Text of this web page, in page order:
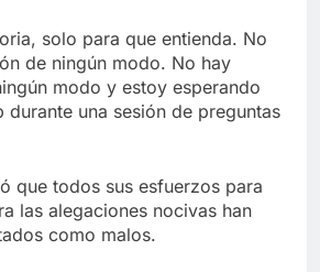
solo para que entienda. No
de ningún modo. No hay
modo y estoy esperando
durante una sesión de preguntas
que todos sus esfuerzos para
las alegaciones nocivas han
como malos.